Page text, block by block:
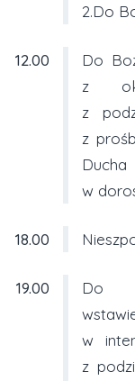
2.Do
12.00
Do
z
z
z
w
18.00
19.00
Do
w
z